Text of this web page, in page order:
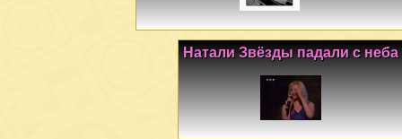
Натали Звёзды падали с неба